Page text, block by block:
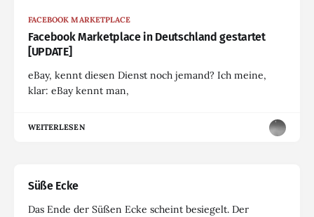
FACEBOOK MARKETPLACE
Facebook Marketplace in Deutschland gestartet
[UPDATE]
eBay, kennt diesen Dienst noch jemand? Ich meine,
klar: eBay kennt man,
WEITERLESEN
Süße Ecke
Das Ende der Süßen Ecke scheint besiegelt. Der